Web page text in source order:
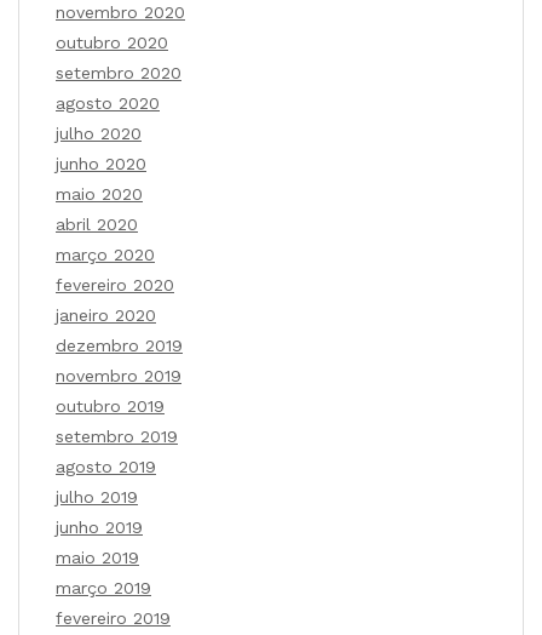
novembro 2020
outubro 2020
setembro 2020
agosto 2020
julho 2020
junho 2020
maio 2020
abril 2020
março 2020
fevereiro 2020
janeiro 2020
dezembro 2019
novembro 2019
outubro 2019
setembro 2019
agosto 2019
julho 2019
junho 2019
maio 2019
março 2019
fevereiro 2019